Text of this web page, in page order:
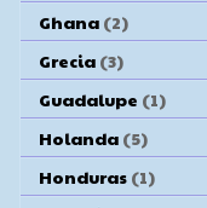
Ghana (2)
Grecia (3)
Guadalupe (1)
Holanda (5)
Honduras (1)